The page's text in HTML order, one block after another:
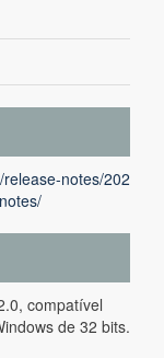
notes/202
compatível
de 32 bits.